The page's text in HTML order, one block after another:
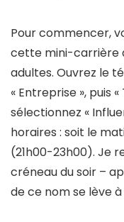
Pour commencer,
cette mini-carrière
adultes. Ouvrez le
« Entreprise », puis
sélectionnez «
horaires : soit le
(21h00-23h00). Je
créneau du soir –
de ce nom se lève à